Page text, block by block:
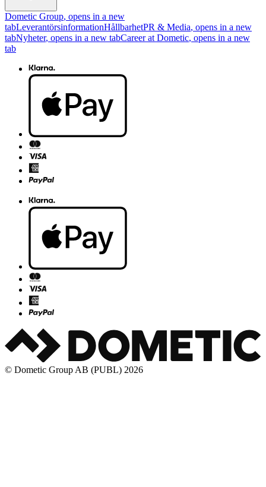
Dometic Group, opens in a new
tabLeverantörsinformationHållbarhetPR & Media, opens in a new
tabNyheter, opens in a new tabCareer at Dometic, opens in a new
tab
© Dometic Group AB (PUBL) 2026